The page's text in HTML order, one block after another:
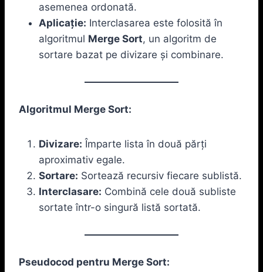
asemenea ordonată.
Aplicație: Interclasarea este folosită în
algoritmul Merge Sort, un algoritm de
sortare bazat pe divizare și combinare.
Algoritmul Merge Sort:
Divizare: Împarte lista în două părți
aproximativ egale.
Sortare: Sortează recursiv fiecare sublistă.
Interclasare: Combină cele două subliste
sortate într-o singură listă sortată.
Pseudocod pentru Merge Sort: